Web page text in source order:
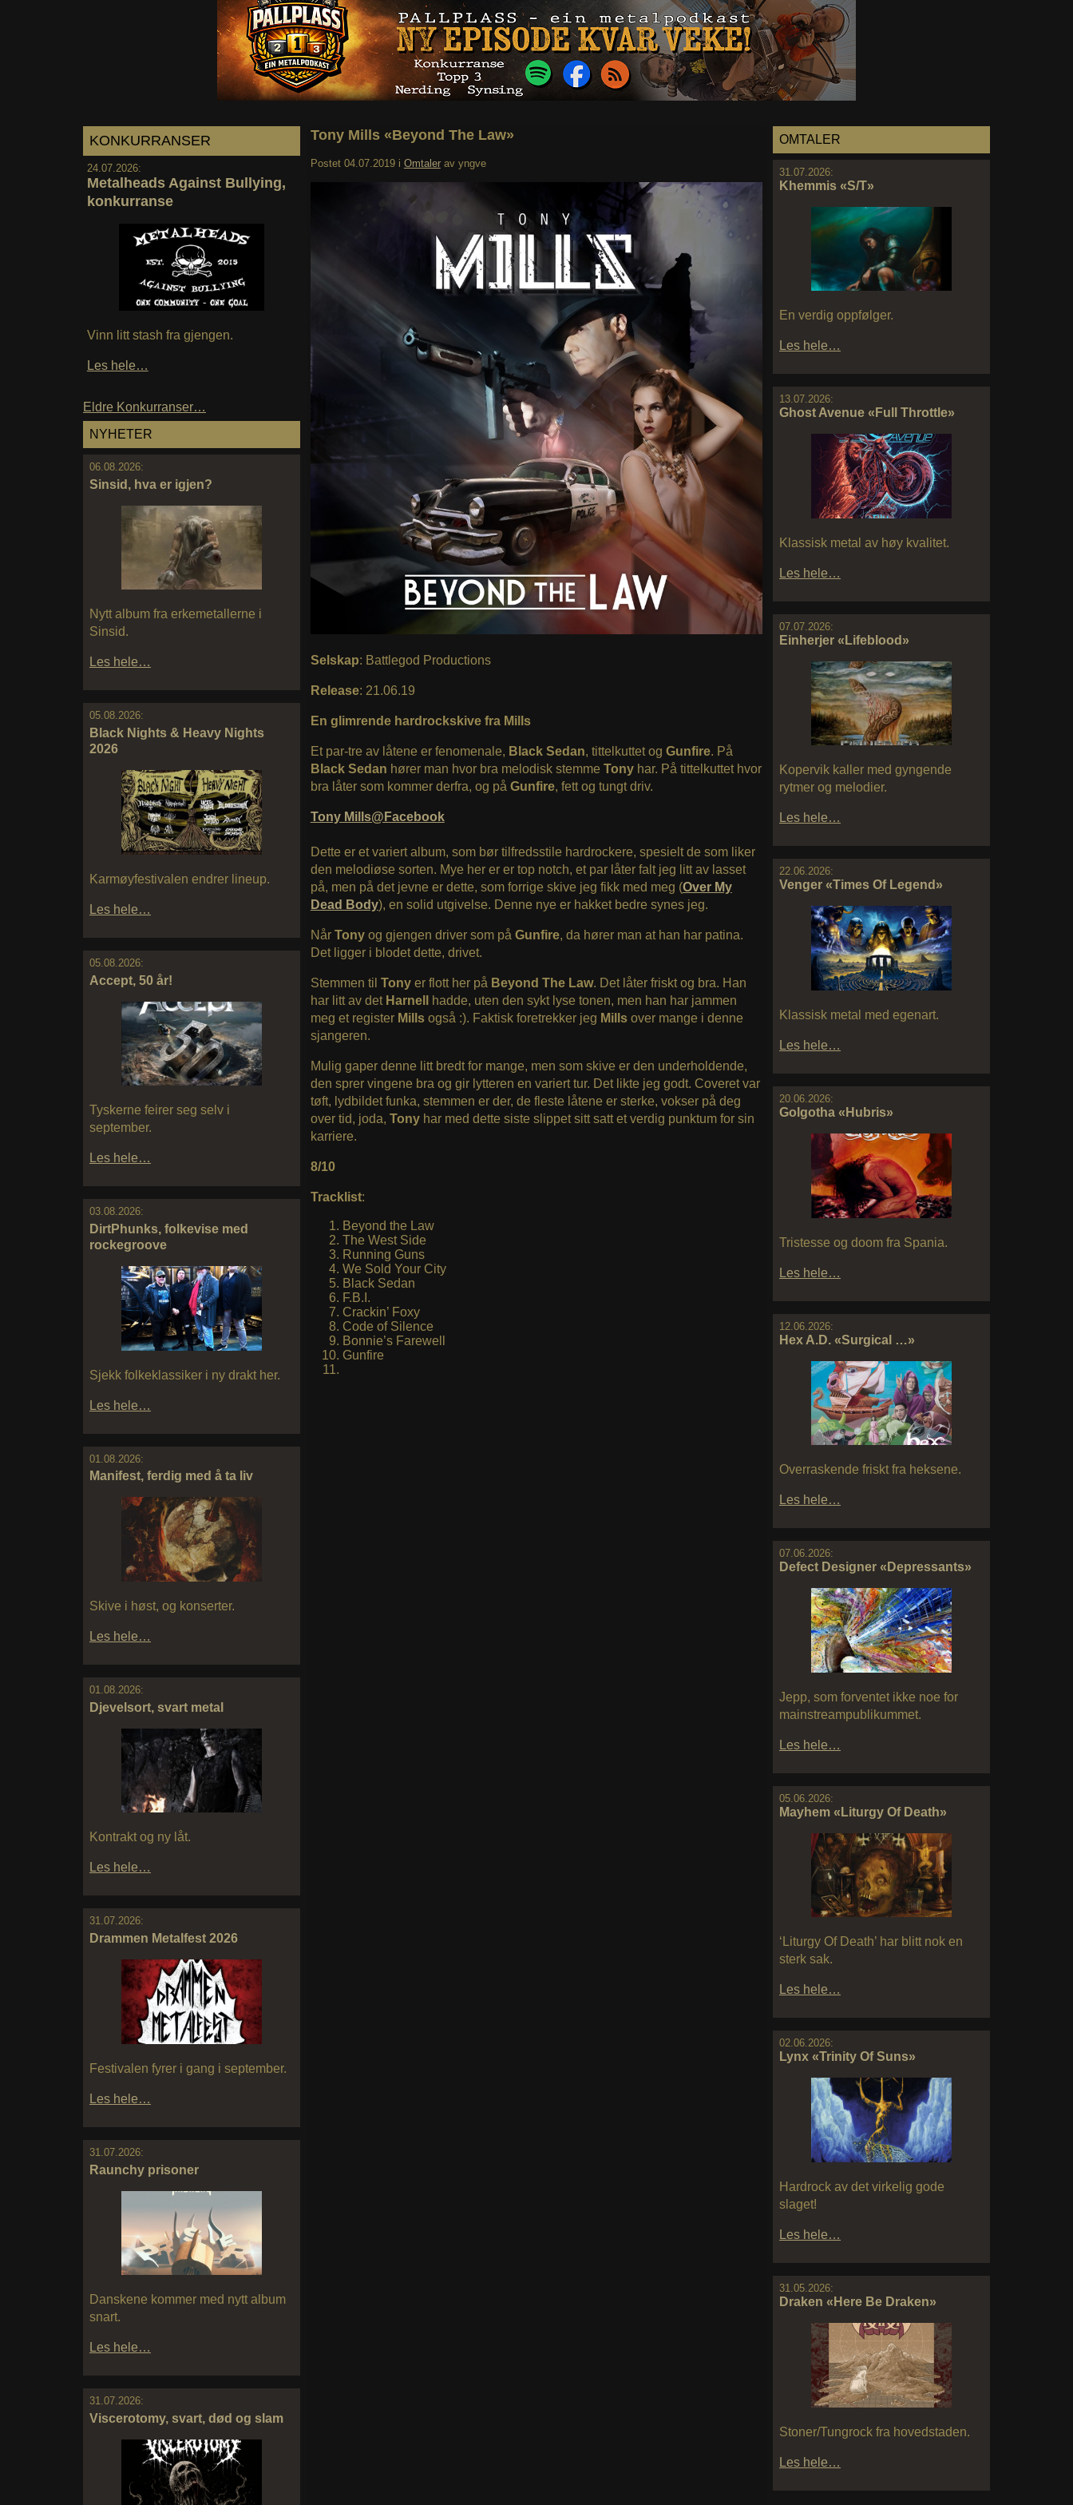
KONKURRANSER
24.07.2026:
Metalheads Against Bullying,
konkurranse
Vinn litt stash fra gjengen.
Les hele…
Eldre Konkurranser…
NYHETER
06.08.2026:
Sinsid, hva er igjen?
Nytt album fra erkemetallerne i
Sinsid.
Les hele…
05.08.2026:
Black Nights & Heavy Nights
2026
Karmøyfestivalen endrer lineup.
Les hele…
05.08.2026:
Accept, 50 år!
Tyskerne feirer seg selv i
september.
Les hele…
03.08.2026:
DirtPhunks, folkevise med
rockegroove
Sjekk folkeklassiker i ny drakt her.
Les hele…
01.08.2026:
Manifest, ferdig med å ta liv
Skive i høst, og konserter.
Les hele…
01.08.2026:
Djevelsort, svart metal
Kontrakt og ny låt.
Les hele…
31.07.2026:
Drammen Metalfest 2026
Festivalen fyrer i gang i september.
Les hele…
31.07.2026:
Raunchy prisoner
Danskene kommer med nytt album
snart.
Les hele…
31.07.2026:
Viscerotomy, svart, død og slam
OMTALER
31.07.2026:
Khemmis «S/T»
En verdig oppfølger.
Les hele…
13.07.2026:
Ghost Avenue «Full Throttle»
Klassisk metal av høy kvalitet.
Les hele…
07.07.2026:
Einherjer «Lifeblood»
Kopervik kaller med gyngende
rytmer og melodier.
Les hele…
22.06.2026:
Venger «Times Of Legend»
Klassisk metal med egenart.
Les hele…
20.06.2026:
Golgotha «Hubris»
Tristesse og doom fra Spania.
Les hele…
12.06.2026:
Hex A.D. «Surgical …»
Overraskende friskt fra heksene.
Les hele…
07.06.2026:
Defect Designer «Depressants»
Jepp, som forventet ikke noe for
mainstreampublikummet.
Les hele…
05.06.2026:
Mayhem «Liturgy Of Death»
‘Liturgy Of Death’ har blitt nok en
sterk sak.
Les hele…
02.06.2026:
Lynx «Trinity Of Suns»
Hardrock av det virkelig gode
slaget!
Les hele…
31.05.2026:
Draken «Here Be Draken»
Stoner/Tungrock fra hovedstaden.
Les hele…
Tony Mills «Beyond The Law»
Postet 04.07.2019 i Omtaler av yngve
Selskap: Battlegod Productions
Release: 21.06.19
En glimrende hardrockskive fra Mills
Et par-tre av låtene er fenomenale, Black Sedan, tittelkuttet og Gunfire. På
Black Sedan hører man hvor bra melodisk stemme Tony har. På tittelkuttet hvor
bra låter som kommer derfra, og på Gunfire, fett og tungt driv.
Tony Mills@Facebook
Dette er et variert album, som bør tilfredsstile hardrockere, spesielt de som liker
den melodiøse sorten. Mye her er er top notch, et par låter falt jeg litt av lasset
på, men på det jevne er dette, som forrige skive jeg fikk med meg (Over My
Dead Body), en solid utgivelse. Denne nye er hakket bedre synes jeg.
Når Tony og gjengen driver som på Gunfire, da hører man at han har patina.
Det ligger i blodet dette, drivet.
Stemmen til Tony er flott her på Beyond The Law. Det låter friskt og bra. Han
har litt av det Harnell
hadde, uten den sykt lyse tonen, men han har jammen
meg et register Mills også :). Faktisk foretrekker jeg Mills over mange i denne
sjangeren.
Mulig gaper denne litt bredt for mange, men som skive er den underholdende,
den sprer vingene bra og gir lytteren en variert tur. Det likte jeg godt. Coveret var
tøft, lydbildet funka, stemmen er der, de fleste låtene er sterke, vokser på deg
over tid, joda, Tony har med dette siste slippet sitt satt et verdig punktum for sin
karriere.
8/10
Tracklist:
Beyond the Law
The West Side
Running Guns
We Sold Your City
Black Sedan
F.B.I.
Crackin’ Foxy
Code of Silence
Bonnie’s Farewell
Gunfire